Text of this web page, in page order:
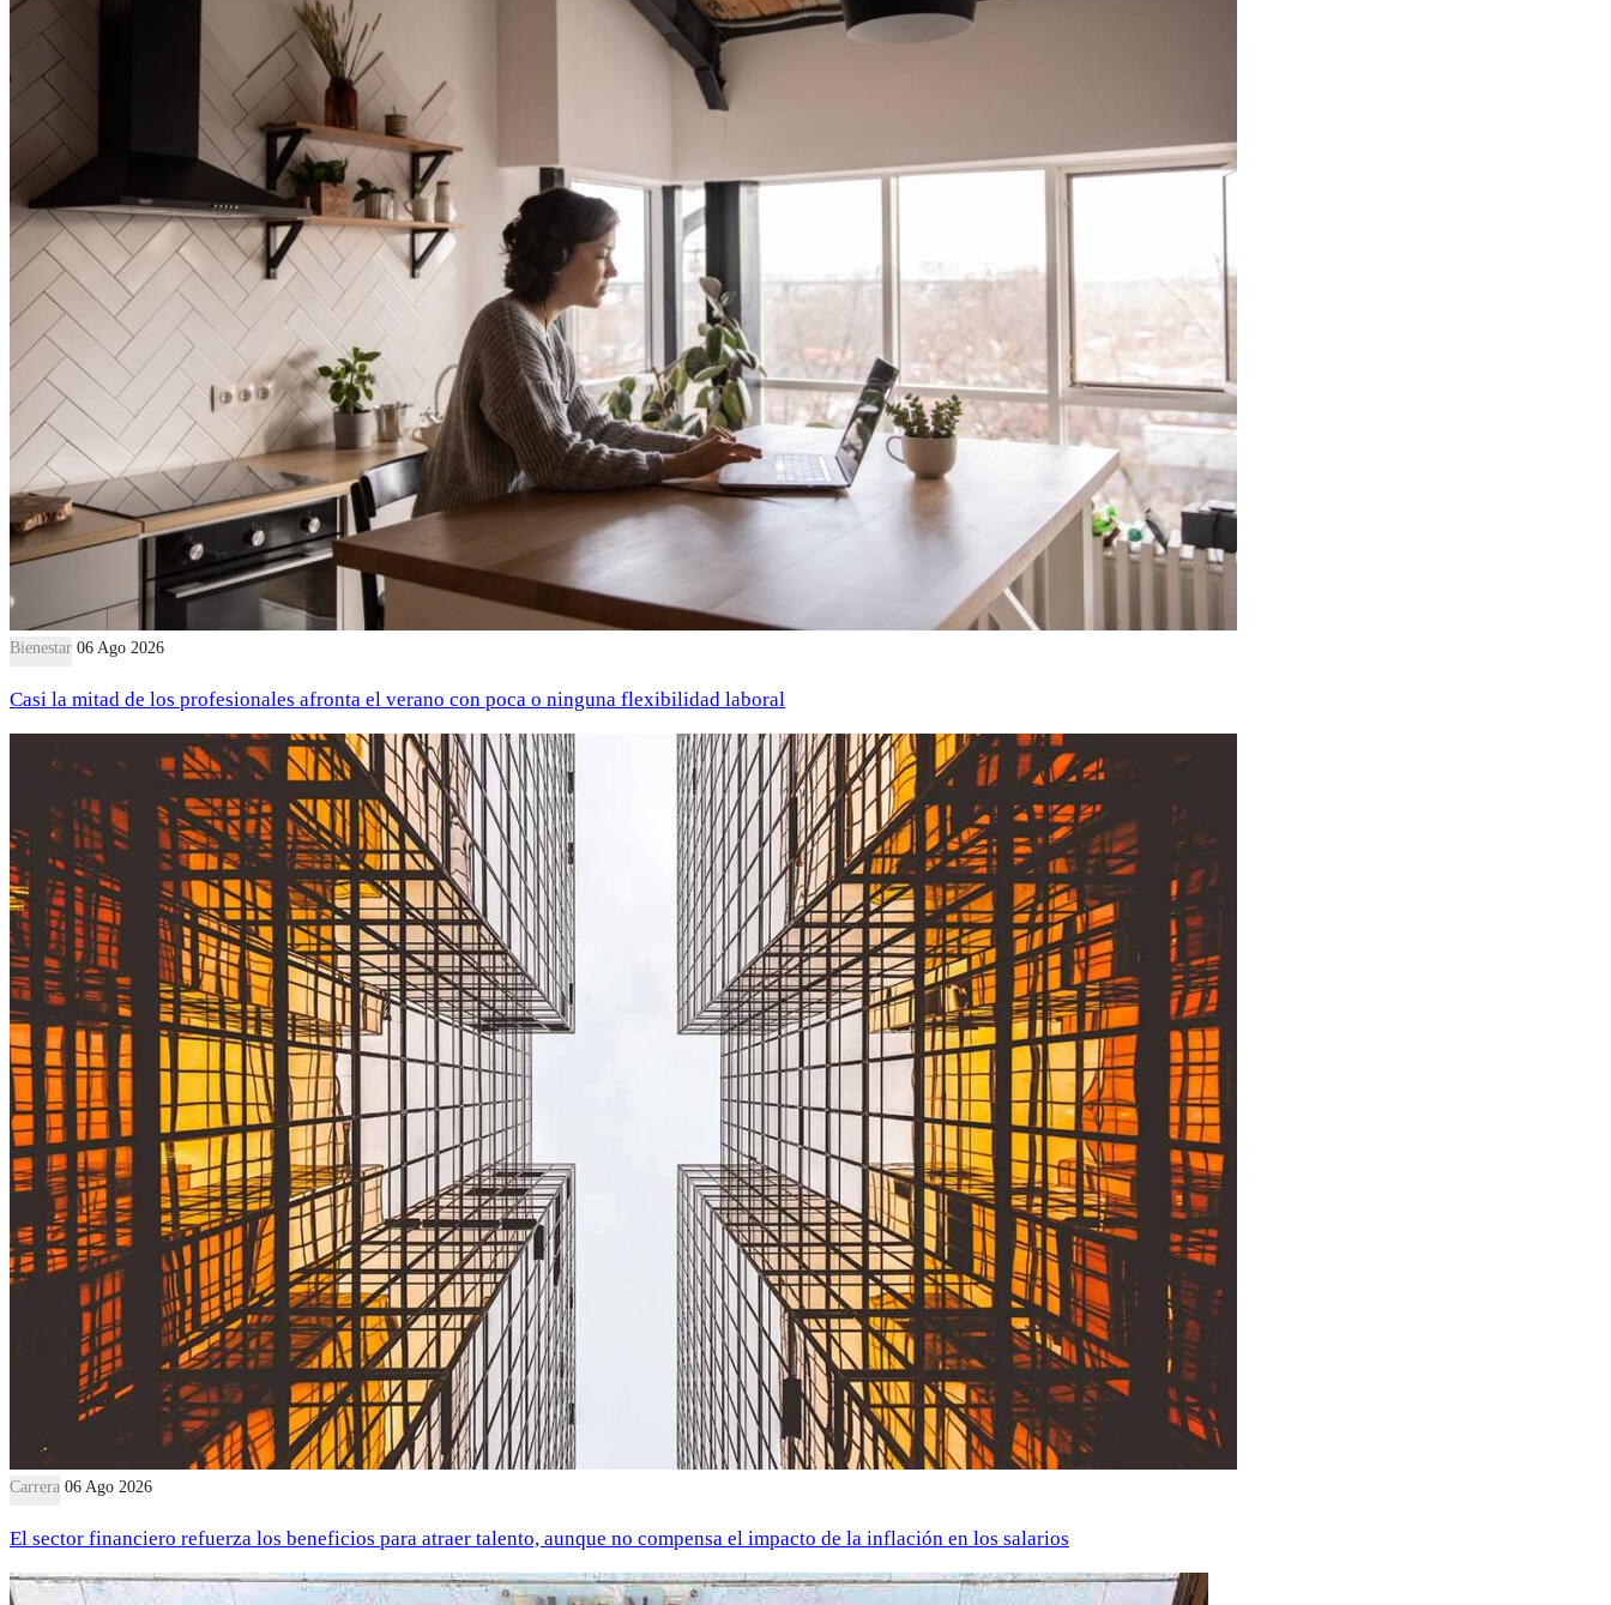
Bienestar 06 Ago 2026
Casi la mitad de los profesionales afronta el verano con poca o ninguna flexibilidad laboral
Carrera 06 Ago 2026
El sector financiero refuerza los beneficios para atraer talento, aunque no compensa el impacto de la inflación en los salarios